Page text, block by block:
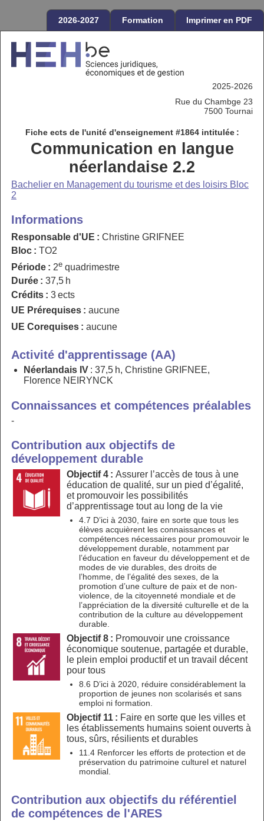
2026-2027 Formation Imprimer en PDF
2025-2026
Rue du Chambge 23
7500 Tournai
Fiche ects de l'unité d'enseignement #1864 intitulée :
Communication en langue
néerlandaise 2.2
Bachelier en Management du tourisme et des loisirs Bloc
2
Informations
Responsable d'UE : Christine GRIFNEE
Bloc : TO2
Période : 2equadrimestre
Durée : 37,5 h
Crédits : 3 ects
UE Prérequises : aucune
UE Corequises : aucune
Activité d'apprentissage (AA)
Néerlandais IV : 37,5 h, Christine GRIFNEE,
Florence NEIRYNCK
Connaissances et compétences préalables
-
Contribution aux objectifs de
développement durable
Objectif 4 : Assurer l’accès de tous à une
éducation de qualité, sur un pied d’égalité,
et promouvoir les possibilités
d’apprentissage tout au long de la vie
4.7 D’ici à 2030, faire en sorte que tous les
élèves acquièrent les connaissances et
compétences nécessaires pour promouvoir le
développement durable, notamment par
l’éducation en faveur du développement et de
modes de vie durables, des droits de
l’homme, de l’égalité des sexes, de la
promotion d’une culture de paix et de non-
violence, de la citoyenneté mondiale et de
l’appréciation de la diversité culturelle et de la
contribution de la culture au développement
durable.
Objectif 8 : Promouvoir une croissance
économique soutenue, partagée et durable,
le plein emploi productif et un travail décent
pour tous
8.6 D’ici à 2020, réduire considérablement la
proportion de jeunes non scolarisés et sans
emploi ni formation.
Objectif 11 : Faire en sorte que les villes et
les établissements humains soient ouverts à
tous, sûrs, résilients et durables
11.4 Renforcer les efforts de protection et de
préservation du patrimoine culturel et naturel
mondial.
Contribution aux objectifs du référentiel
de compétences de l'ARES